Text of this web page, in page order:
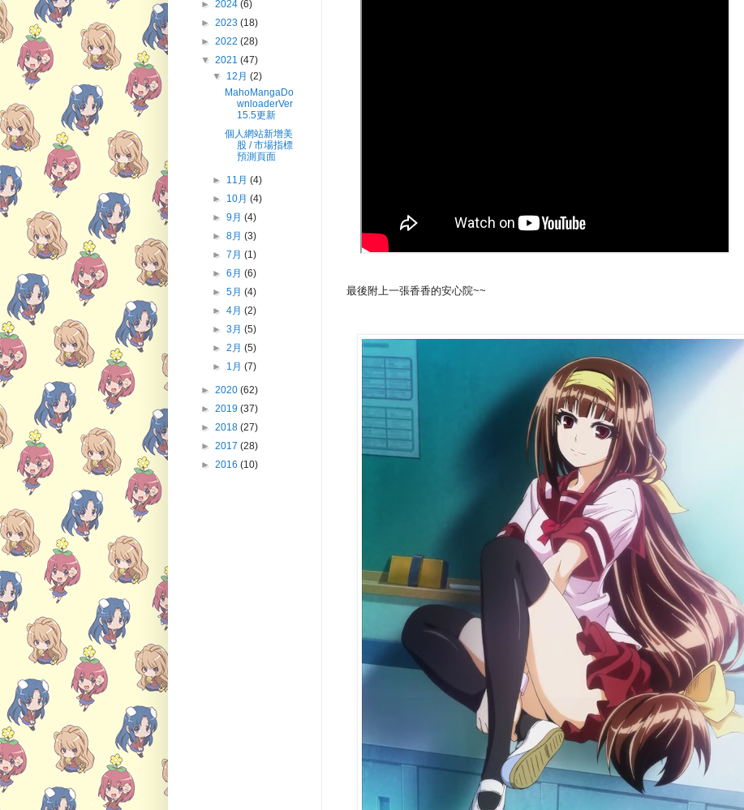
最後附上一張香香的安心院~~
► 2024 (6)
► 2023 (18)
► 2022 (28)
▼ 2021 (47)
▼ 12月(2)
MahoMangaDo
wnloaderVer
15.5更新
個人網站新增美
股 / 市場指標
預測頁面
► 11月(4)
► 10月(4)
►9月(4)
►8月(3)
►7月(1)
►6月(6)
►5月(4)
►4月(2)
►3月(5)
►2月(5)
► 1月(7)
► 2020 (62)
► 2019 (37)
► 2018 (27)
► 2017 (28)
► 2016 (10)